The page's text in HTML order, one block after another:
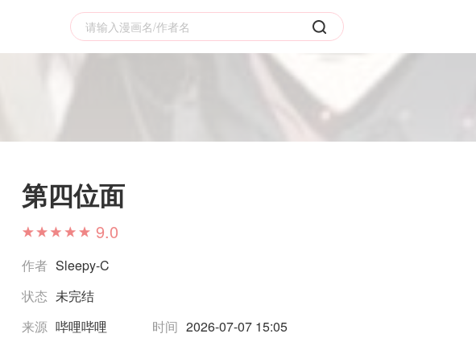
第四位面
9.0
作者 Sleepy-C
状态 未完结
来源 哔哩哔哩 时间 2026-07-07 15:05